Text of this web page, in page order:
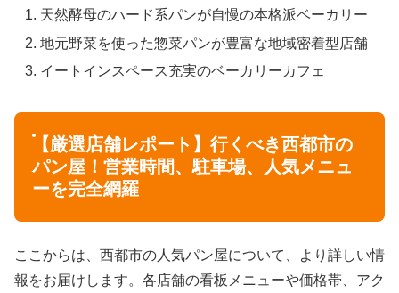
天然酵母のハード系パンが自慢の本格派ベーカリー
地元野菜を使った惣菜パンが豊富な地域密着型店舗
イートインスペース充実のベーカリーカフェ
【厳選店舗レポート】行くべき西都市の
パン屋！営業時間、駐車場、人気メニュ
ーを完全網羅
ここからは、西都市の人気パン屋について、より詳しい情
報をお届けします。各店舗の看板メニューや価格帯、アク